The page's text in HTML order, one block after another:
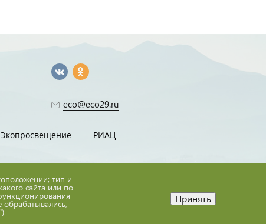
Экопросвещение РИАЦ
eco@eco29.ru
ГБУ АО "Экоцентр"
тип и
сайта или по
обрабатывались, Принять